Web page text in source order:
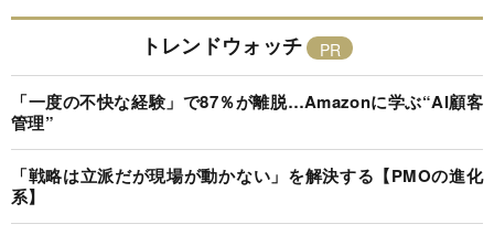
トレンドウォッチ
「一度の不快な経験」で87％が離脱…Amazonに学ぶ“AI顧客
管理”
「戦略は立派だが現場が動かない」を解決する【PMOの進化
系】